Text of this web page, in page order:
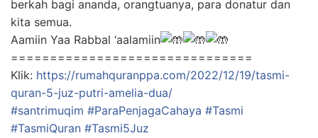
berkah bagi ananda, orangtuanya, para donatur dan
kita semua.
Aamiin Yaa Rabbal ‘aalamiin
===============================
Klik: https://rumahquranppa.com/2022/12/19/tasmi-
quran-5-juz-putri-amelia-dua/
#santrimuqim #ParaPenjagaCahaya #Tasmi
#TasmiQuran #Tasmi5Juz